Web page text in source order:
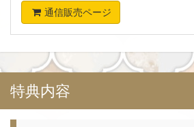
通信販売ページ
特典内容